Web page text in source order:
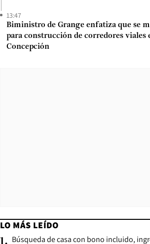
13:47
Biministro de Grange enfatiza que se
para construcción de corredores viales
Concepción
LO MÁS LEÍDO
1. Búsqueda de casa con bono incluido,